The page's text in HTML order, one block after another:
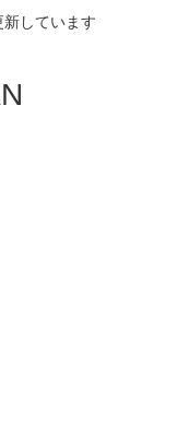
しています